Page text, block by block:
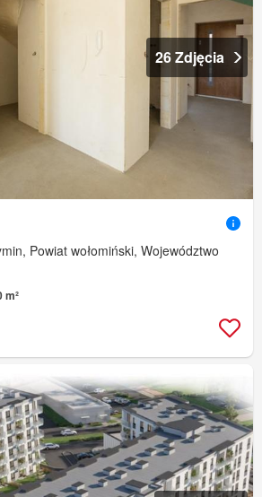
26 Zdjęcia
Powiat wołomiński, Województwo
m²